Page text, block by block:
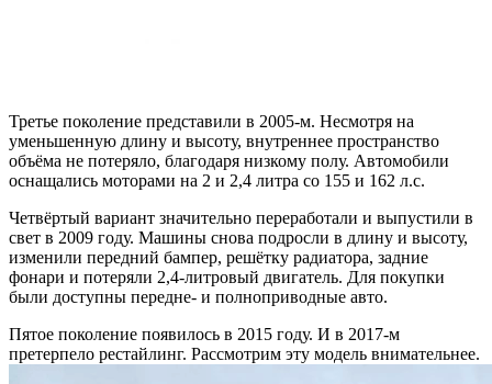
Третье поколение представили в 2005-м. Несмотря на
уменьшенную длину и высоту, внутреннее пространство
объёма не потеряло, благодаря низкому полу. Автомобили
оснащались моторами на 2 и 2,4 литра со 155 и 162 л.с.
Четвёртый вариант значительно переработали и выпустили в
свет в 2009 году. Машины снова подросли в длину и высоту,
изменили передний бампер, решётку радиатора, задние
фонари и потеряли 2,4-литровый двигатель. Для покупки
были доступны передне- и полноприводные авто.
Пятое поколение появилось в 2015 году. И в 2017-м
претерпело рестайлинг. Рассмотрим эту модель внимательнее.